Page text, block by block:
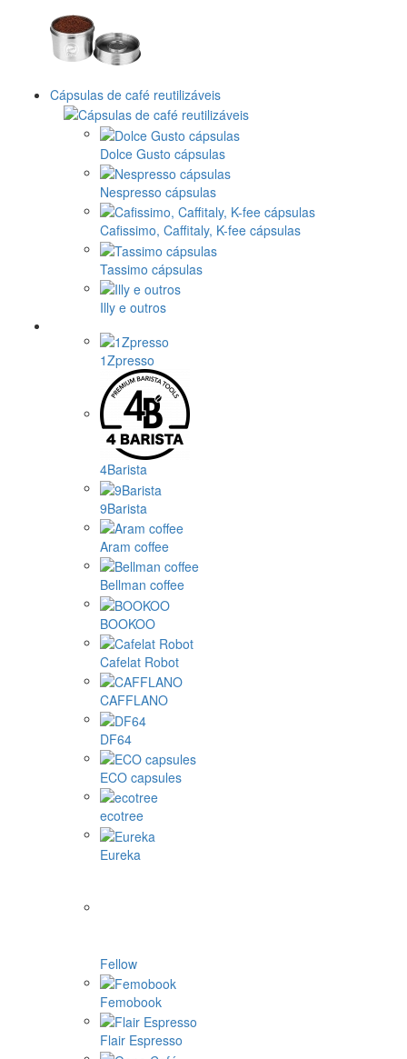
Cápsulas de café reutilizáveis
Dolce Gusto cápsulas
Nespresso cápsulas
Cafissimo, Caffitaly, K-fee cápsulas
Tassimo cápsulas
Illy e outros
1Zpresso
4Barista
9Barista
Aram coffee
Bellman coffee
BOOKOO
Cafelat Robot
CAFFLANO
DF64
ECO capsules
ecotree
Eureka
Fellow
Femobook
Flair Espresso